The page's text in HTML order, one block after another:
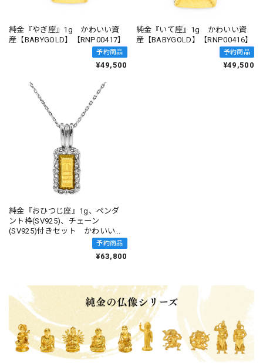
純金『やぎ座』1g かわいい資
産【BABYGOLD】【RNP00417】
予約商品
¥49,500
純金『いて座』1g かわいい資
産【BABYGOLD】【RNP00416】
予約商品
¥49,500
純金『おひつじ座』1g、ペンダ
ント枠(SV925)、チェーン
(SV925)付きセット かわいい資
予約商品
¥63,800